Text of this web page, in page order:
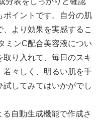
ポイントです。自分の肌
より効果を実感するこ
ミンC配合美容液につい
り入れて、毎日のスキ
若々しく、明るい肌を手
してみてはいかがでし
る自動生成機能で作成さ